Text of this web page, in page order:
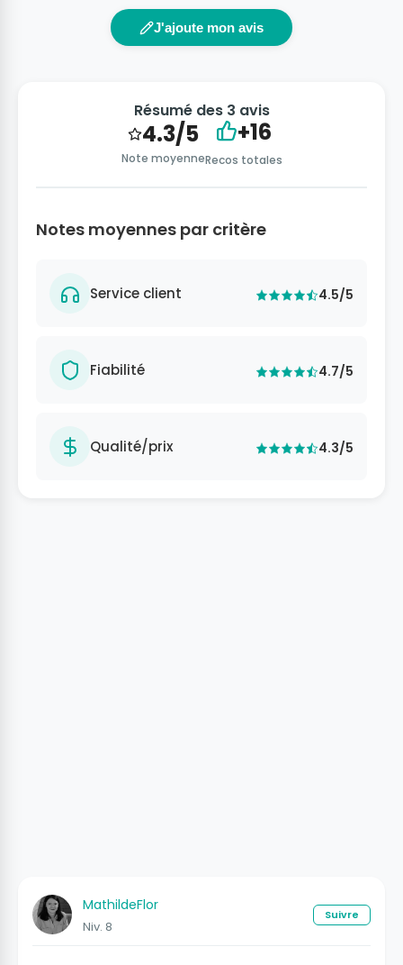
J'ajoute mon avis
Résumé des 3 avis
4.3/5
Note moyenne
+16
Recos totales
Notes moyennes par critère
Service client 4.5/5
Fiabilité 4.7/5
Qualité/prix 4.3/5
MathildeFlor
Niv. 8
Suivre